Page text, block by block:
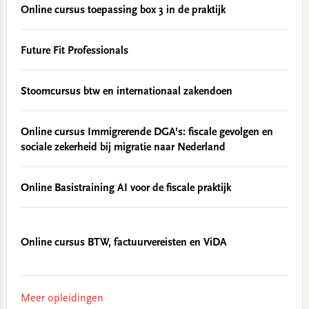
Online cursus toepassing box 3 in de praktijk
Future Fit Professionals
Stoomcursus btw en internationaal zakendoen
Online cursus Immigrerende DGA’s: fiscale gevolgen en
sociale zekerheid bij migratie naar Nederland
Online Basistraining AI voor de fiscale praktijk
Online cursus BTW, factuurvereisten en ViDA
Meer opleidingen